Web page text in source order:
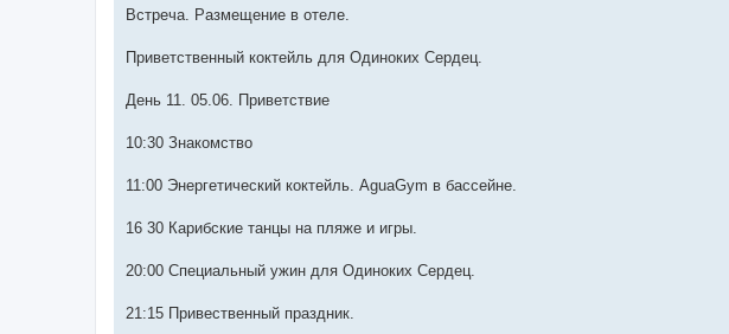
Встреча. Размещение в отеле.
Приветственный коктейль для Одиноких Сердец.
День 11. 05.06. Приветствие
10:30 Знакомство
11:00 Энергетический коктейль. AguaGym в бассейне.
16 30 Карибские танцы на пляже и игры.
20:00 Специальный ужин для Одиноких Сердец.
21:15 Привественный праздник.